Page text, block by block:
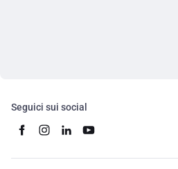
Seguici sui social